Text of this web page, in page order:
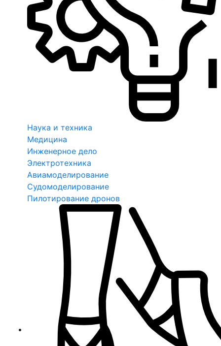
Наука и техника
Медицина
Инженерное дело
Электротехника
Авиамоделирование
Судомоделирование
Пилотирование дронов